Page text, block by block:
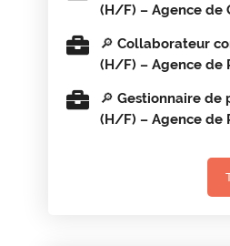
(H/F) – Agence de
🔎 Collaborateur
(H/F) – Agence de
🔎 Gestionnaire de
(H/F) – Agence de